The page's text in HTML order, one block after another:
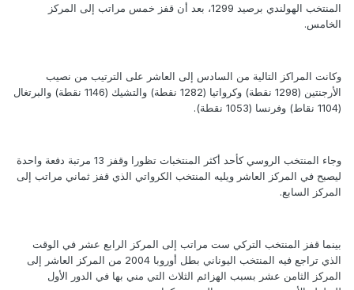
المنتخب الهولندي برصيد 1299، بعد أن قفز خمس مراتب إلى المركز
الخامس.
وكانت المراكز التالية من السادس إلى العاشر على الترتيب من نصيب
الأرجنتين (1298 نقطة) وكرواتيا (1282 نقطة) والتشيك (1146 نقطة) والبرتغال
وجاء المنتخب الروسي كأحد أكثر المنتخبات تظورا وقفز 13 مرتبة دفعة واحدة
ليصبح في المركز العاشر ويليه المنتخب الكرواتي الذي قفز ثماني مراتب إلى
المركز السابع.
بينما قفز المنتخب التركي ست مراتب إلى المركز الرابع عشر في الوقت
الذي تراجع فيه المنتخب اليوناني بطل أوروبا 2004 من المركز العاشر إلى
المركز الثامن عشر بسبب الهزائم الثلاث التي مني بها في الدور الأول